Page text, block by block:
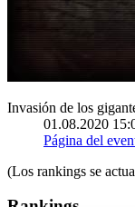
Invasión de los
01.08.2020
Página del
(Los rankings se